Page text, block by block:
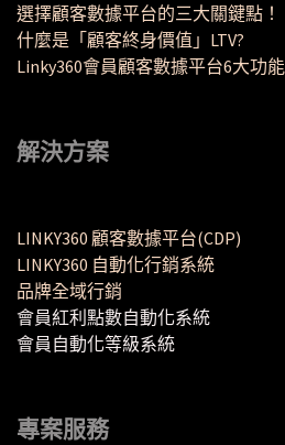
選擇顧客數據平台的三大關鍵點！
什麼是「顧客終身價值」LTV?
Linky360會員顧客數據平台6大功能
解決方案
LINKY360 顧客數據平台(CDP)
LINKY360 自動化行銷系統
品牌全域行銷
會員紅利點數自動化系統
會員自動化等級系統
專案服務